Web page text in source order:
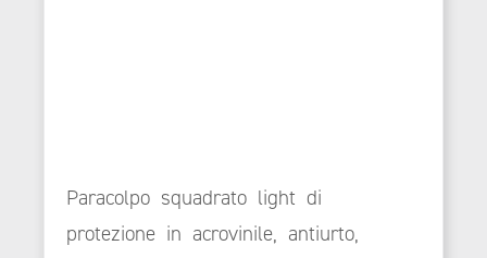
Paracolpo squadrato light di
protezione in acrovinile, antiurto,